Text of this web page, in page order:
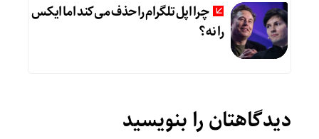
چرا اپل تلگرام را حذف می‌کند اما ایکس
را نه؟
دیدگاهتان را بنویسید